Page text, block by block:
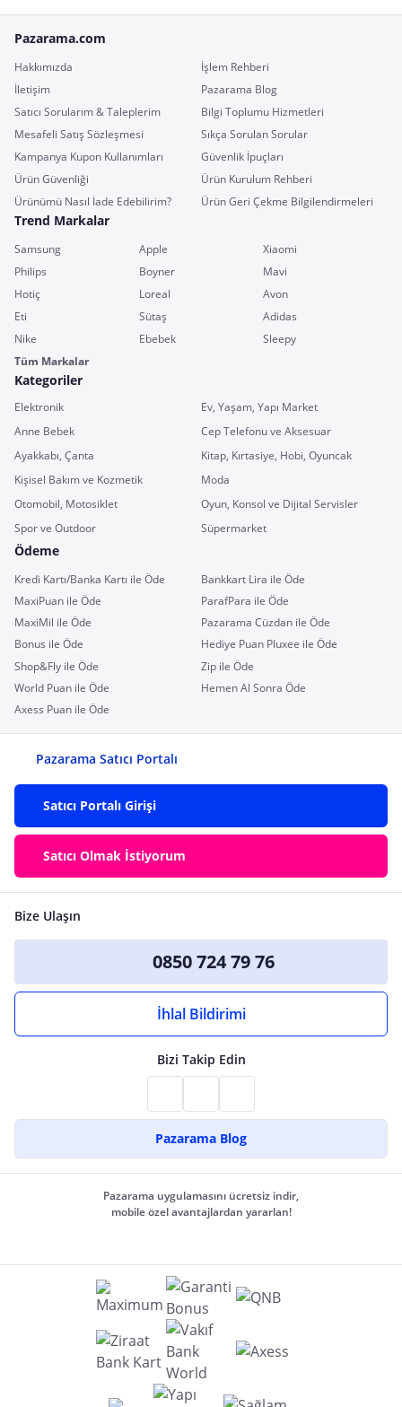
Pazarama.com
Hakkımızda
İşlem Rehberi
İletişim
Pazarama Blog
Satıcı Sorularım & Taleplerim
Bilgi Toplumu Hizmetleri
Mesafeli Satış Sözleşmesi
Sıkça Sorulan Sorular
Kampanya Kupon Kullanımları
Güvenlik İpuçları
Ürün Güvenliği
Ürün Kurulum Rehberi
Ürünümü Nasıl İade Edebilirim?
Ürün Geri Çekme Bilgilendirmeleri
Trend Markalar
Samsung Apple
Xiaomi
Philips
Boyner
Mavi
Hotiç
Loreal
Avon
Eti
Sütaş
Adidas
Nike
Ebebek
Sleepy
Tüm Markalar
Kategoriler
Elektronik
Ev, Yaşam, Yapı Market
Anne Bebek
Cep Telefonu ve Aksesuar
Ayakkabı, Çanta
Kitap, Kırtasiye, Hobi, Oyuncak
Kişisel Bakım ve Kozmetik
Moda
Otomobil, Motosiklet
Oyun, Konsol ve Dijital Servisler
Spor ve Outdoor
Süpermarket
Ödeme
Kredi Kartı/Banka Kartı ile Öde
Bankkart Lira ile Öde
MaxiPuan ile Öde
ParafPara ile Öde
MaxiMil ile Öde
Pazarama Cüzdan ile Öde
Bonus ile Öde
Hediye Puan Pluxee ile Öde
Shop&Fly ile Öde
Zip ile Öde
World Puan ile Öde
Hemen Al Sonra Öde
Axess Puan ile Öde
Pazarama Satıcı Portalı
Satıcı Portalı Girişi
Satıcı Olmak İstiyorum
Bize Ulaşın
0850 724 79 76
İhlal Bildirimi
Bizi Takip Edin
Pazarama Blog
Pazarama uygulamasını ücretsiz indir,
mobile özel avantajlardan yararlan!